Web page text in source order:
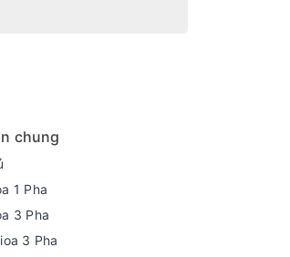
chung
1 Pha
3 Pha
3 Pha